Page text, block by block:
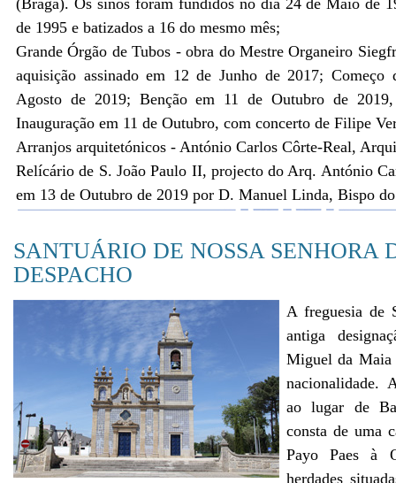
de 1995 e batizados a 16 do mesmo mês;
Grande Órgão de Tubos - obra do Mestre Organeiro
aquisição assinado em 12 de Junho de 2017; Começo
Agosto de 2019; Benção em 11 de Outubro de
Inauguração em 11 de Outubro, com concerto de Filipe
Arranjos arquitetónicos - António Carlos Côrte-Real,
Relícário de S. João Paulo II, projecto do Arq. António
em 13 de Outubro de 2019 por D. Manuel Linda, Bispo
SANTUÁRIO DE NOSSA SENHORA
DESPACHO
A freguesia de
antiga
Miguel da Maia
nacionalidade.
ao lugar de
consta de uma
Payo Paes à
herdades